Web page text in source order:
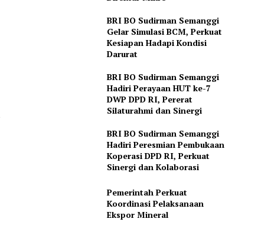
BRI BO Sudirman Semanggi
Gelar Simulasi BCM, Perkuat
Kesiapan Hadapi Kondisi
Darurat
BRI BO Sudirman Semanggi
Hadiri Perayaan HUT ke-7
DWP DPD RI, Pererat
Silaturahmi dan Sinergi
BRI BO Sudirman Semanggi
Hadiri Peresmian Pembukaan
Koperasi DPD RI, Perkuat
Sinergi dan Kolaborasi
Pemerintah Perkuat
Koordinasi Pelaksanaan
Ekspor Mineral